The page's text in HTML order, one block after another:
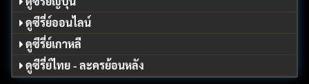
ดูซีรี่ย์ออนไลน์
ดูซีรี่ย์เกาหลี
ดูซีรี่ย์ไทย - ละครย้อนหลัง